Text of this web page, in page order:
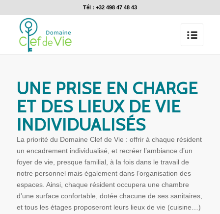
Tél : +32 498 47 48 43
UNE PRISE EN CHARGE
ET DES LIEUX DE VIE
INDIVIDUALISÉS
La priorité du Domaine Clef de Vie : offrir à chaque résident
un encadrement individualisé, et recréer l’ambiance d’un
foyer de vie, presque familial, à la fois dans le travail de
notre personnel mais également dans l’organisation des
espaces. Ainsi, chaque résident occupera une chambre
d’une surface confortable, dotée chacune de ses sanitaires,
et tous les étages proposeront leurs lieux de vie (cuisine…)